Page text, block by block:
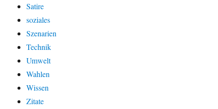
Satire
soziales
Szenarien
Technik
Umwelt
Wahlen
Wissen
Zitate